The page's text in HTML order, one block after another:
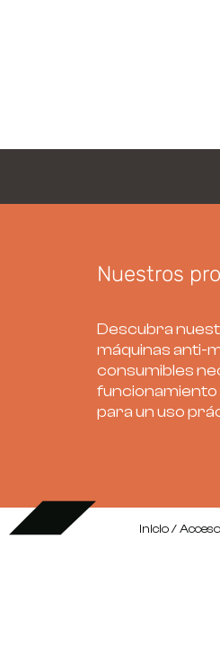
Nuestros
Descubra
máquinas anti-
consumibles
para un uso
Inicio/